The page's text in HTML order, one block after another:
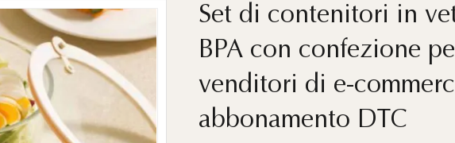
Set di contenitori in
BPA con confezione
venditori di e-
abbonamento DTC
Set di contenitori in
BPA con confezione
venditori di e-
abbonamento DTC